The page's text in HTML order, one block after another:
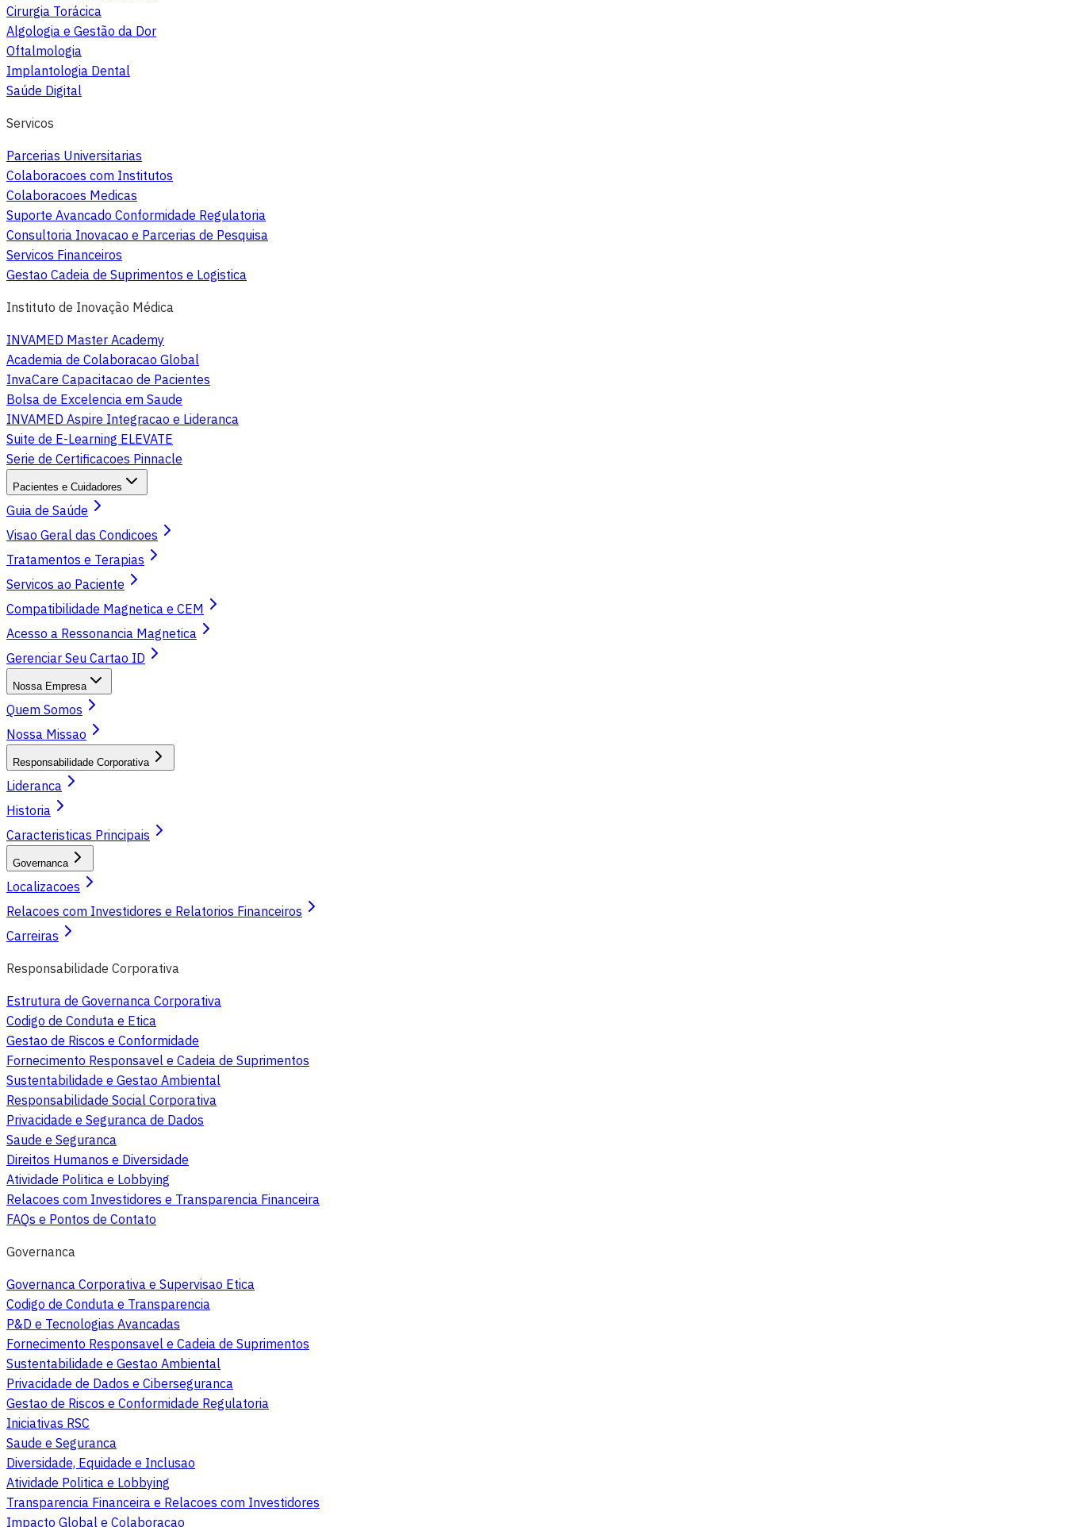
Cirurgia Torácica
Algologia e Gestão da Dor
Oftalmologia
Implantologia Dental
Saúde Digital
Servicos
Parcerias Universitarias
Colaboracoes com Institutos
Colaboracoes Medicas
Suporte Avancado Conformidade Regulatoria
Consultoria Inovacao e Parcerias de Pesquisa
Servicos Financeiros
Gestao Cadeia de Suprimentos e Logistica
Instituto de Inovação Médica
INVAMED Master Academy
Academia de Colaboracao Global
InvaCare Capacitacao de Pacientes
Bolsa de Excelencia em Saude
INVAMED Aspire Integracao e Lideranca
Suite de E-Learning ELEVATE
Serie de Certificacoes Pinnacle
Pacientes e Cuidadores
Guia de Saúde
Visao Geral das Condicoes
Tratamentos e Terapias
Servicos ao Paciente
Compatibilidade Magnetica e CEM
Acesso a Ressonancia Magnetica
Gerenciar Seu Cartao ID
Nossa Empresa
Quem Somos
Nossa Missao
Responsabilidade Corporativa
Lideranca
Historia
Caracteristicas Principais
Governanca
Localizacoes
Relacoes com Investidores e Relatorios Financeiros
Carreiras
Responsabilidade Corporativa
Estrutura de Governanca Corporativa
Codigo de Conduta e Etica
Gestao de Riscos e Conformidade
Fornecimento Responsavel e Cadeia de Suprimentos
Sustentabilidade e Gestao Ambiental
Responsabilidade Social Corporativa
Privacidade e Seguranca de Dados
Saude e Seguranca
Direitos Humanos e Diversidade
Atividade Politica e Lobbying
Relacoes com Investidores e Transparencia Financeira
FAQs e Pontos de Contato
Governanca
Governanca Corporativa e Supervisao Etica
Codigo de Conduta e Transparencia
P&D e Tecnologias Avancadas
Fornecimento Responsavel e Cadeia de Suprimentos
Sustentabilidade e Gestao Ambiental
Privacidade de Dados e Ciberseguranca
Gestao de Riscos e Conformidade Regulatoria
Iniciativas RSC
Saude e Seguranca
Diversidade, Equidade e Inclusao
Atividade Politica e Lobbying
Transparencia Financeira e Relacoes com Investidores
Impacto Global e Colaboracao